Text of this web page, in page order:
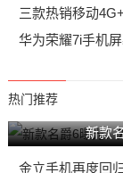
三款热销移动
华为荣耀7i手机
热门推荐
新款
金立手机再度回